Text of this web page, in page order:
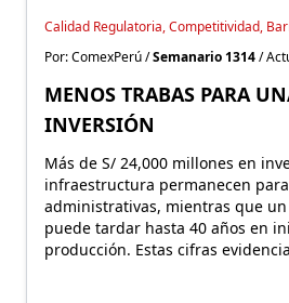
Calidad Regulatoria, Competitividad,
Por: ComexPerú /Semanario 1314/
MENOS TRABAS PARA
INVERSIÓN
Más de S/ 24,000 millones en
infraestructura permanecen
administrativas, mientras que
puede tardar hasta 40 años en
producción. Estas cifras